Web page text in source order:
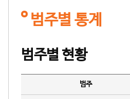
범주별 통계
범주별 현황
범주